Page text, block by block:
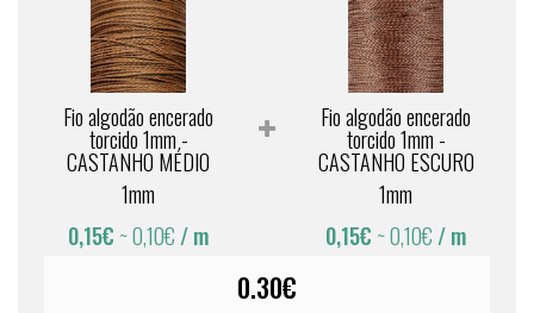
Fio algodão encerado
torcido 1mm -
CASTANHO MÉDIO
1mm
0,15€ ~ 0,10€ / m
Fio algodão encerado
torcido 1mm -
CASTANHO ESCURO
1mm
0,15€ ~ 0,10€ / m
0.30€